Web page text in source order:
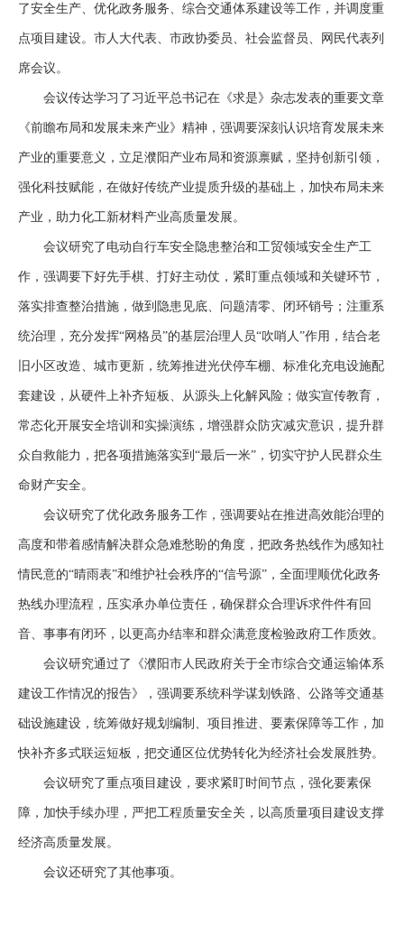
了安全生产、优化政务服务、综合交通体系建设等工作，并调度重
点项目建设。市人大代表、市政协委员、社会监督员、网民代表列
席会议。
会议传达学习了习近平总书记在《求是》杂志发表的重要文章
《前瞻布局和发展未来产业》精神，强调要深刻认识培育发展未来
产业的重要意义，立足濮阳产业布局和资源禀赋，坚持创新引领，
强化科技赋能，在做好传统产业提质升级的基础上，加快布局未来
产业，助力化工新材料产业高质量发展。
会议研究了电动自行车安全隐患整治和工贸领域安全生产工
作，强调要下好先手棋、打好主动仗 ，紧盯重点领域和关键环节，
落实排查整治措施，做到隐患见底、问题清零、闭环销号；注重系
统治理，充分发挥“网格员”的基层治理人员“吹哨人”作用，结合老
旧小区改造、城市更新，统筹推进光伏停车棚、标准化充电设施配
套建设，从硬件上补齐短板、从源头上化解风险；做实宣传教育，
常态化开展安全培训和实操演练，增强群众防灾减灾意识，提升群
众自救能力，把各项措施落实到“最后一米”，切实守护人民群众生
命财产安全。
会议研究了优化政务服务工作，强调要站在推进高效能治理的
高度和带着感情解决群众急难愁盼的角度，把政务热线作为感知社
情民意的“晴雨表”和维护社会秩序的“信号源”，全面理顺优化政务
热线办理流程，压实承办单位责任，确保群众合理诉求件件有回
音、事事有闭环，以更高办结率和群众满意度检验政府工作质效。
会议研究通过了《濮阳市人民政府关于全市综合交通运输体系
建设工作情况的报告》，强调要系统科学谋划铁路、公路等交通基
础设施建设，统筹做好规划编制、项目推进、要素保障等工作，加
快补齐多式联运短板，把交通区位优势转化为经济社会发展胜势。
会议研究了重点项目建设，要求紧盯时间节点，强化要素保
障，加快手续办理，严把工程质量安全关，以高质量项目建设支撑
经济高质量发展。
会议还研究了其他事项。